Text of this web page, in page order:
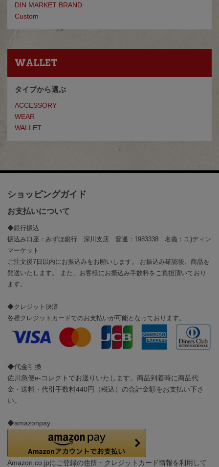
DIN MARKET BRAND
Custom
WALLET
タイプから選ぶ
ACCESSORY
WEAR
WALLET
ショッピングガイド
お支払いについて
◆銀行振込
振込み口座：みずほ銀行 深川支店 普通：1983338 名義：ユ)ディン
マーケット
ご注文後7日以内にお振込みをお願いします。 お振込み確認後、商品を
発送いたします。 また、お客様にお振込み手数料をご負担頂いており
ます。
◆クレジット決済
各種クレジットカードでのお支払いが可能となっております。
◆代金引換
佐川急便e-コレクトでお送りいたします。商品到着時に商品代
金・送料・代引手数料440円（税込）の合計金額をお支払い下さ
い。
◆amazonpay
Amazon.co.jpにご登録の住所・クレジットカード情報を利用して